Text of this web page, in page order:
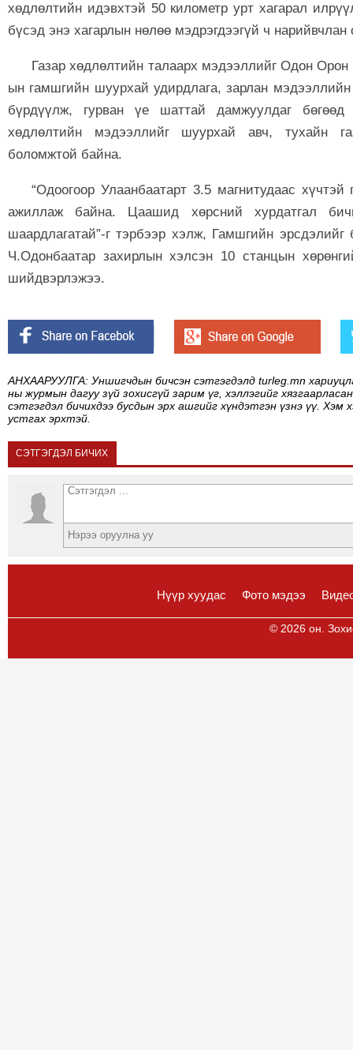
хөдлөлтийн идэвхтэй 50 километр урт хагарал
бүсэд энэ хагарлын нөлөө мэдрэгдээгүй ч
Газар хөдлөлтийн талаарх мэдээллийг Одон
ын гамшгийн шуурхай удирдлага, зарлан
бүрдүүлж, гурван үе шаттай дамжуулдаг бөгөөд
хөдлөлтийн мэдээллийг шуурхай авч, тухайн
боломжтой байна.
“Одоогоор Улаанбаатарт 3.5 магнитудаас
ажиллаж байна. Цаашид хөрсний хурдатгал
шаардлагатай”-г тэрбээр хэлж, Гамшгийн
Ч.Одонбаатар захирлын хэлсэн 10 станцын
шийдвэрлэжээ.
АНХААРУУЛГА: Уншигчдын бичсэн сэтгэгдэлд turleg.mn
ны журмын дагуу зүй зохисгүй зарим үг, хэллэгийг
сэтгэгдэл бичихдээ бусдын эрх ашгийг хүндэтгэн үзнэ үү. Хэм
устгах эрхтэй.
СЭТГЭГДЭЛ БИЧИХ
Нүүр хуудас Фото мэдээ
© 2026 он.